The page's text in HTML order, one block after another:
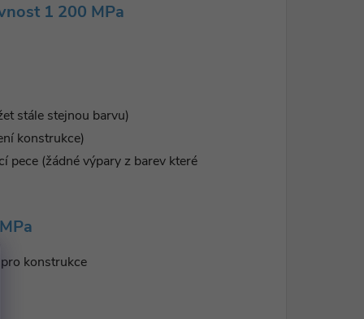
1 200 MPa
stále stejnou barvu)
konstrukce)
pece (žádné výpary z barev které
konstrukce